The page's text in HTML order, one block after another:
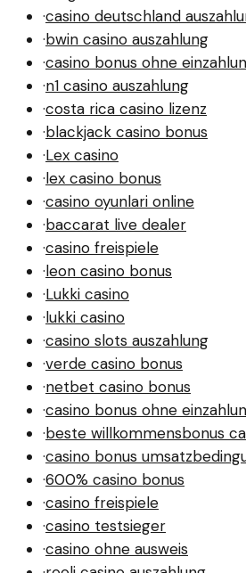
·casino deutschland
·bwin casino auszahlung
·casino bonus ohne
·n1 casino auszahlung
·costa rica casino lizenz
·blackjack casino bonus
·Lex casino
·lex casino bonus
·casino oyunlari online
·baccarat live dealer
·casino freispiele
·leon casino bonus
·Lukki casino
·lukki casino
·casino slots auszahlung
·verde casino bonus
·netbet casino bonus
·casino bonus ohne
·beste willkommensbonus
·casino bonus
·600% casino bonus
·casino freispiele
·casino testsieger
·casino ohne ausweis